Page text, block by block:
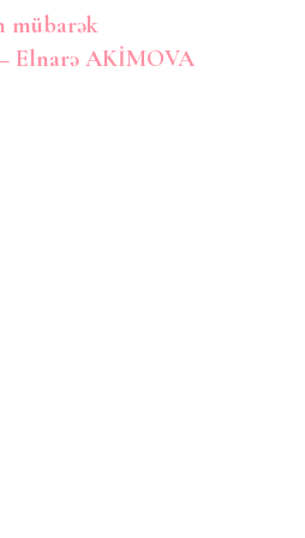
mübarək
Elnarə AKİMOVA